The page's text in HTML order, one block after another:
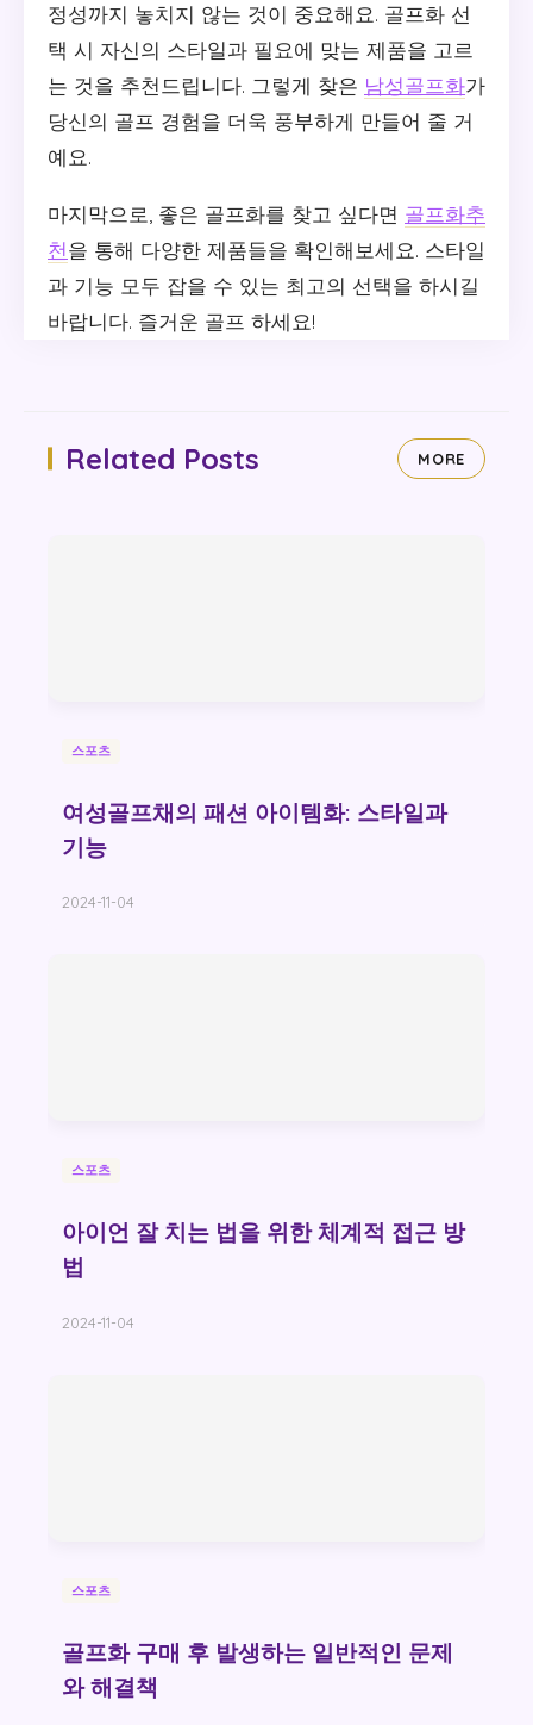
정성까지 놓치지 않는 것이 중요해요. 골프화 선
택 시 자신의 스타일과 필요에 맞는 제품을 고르
는 것을 추천드립니다. 그렇게 찾은 남성골프화가
당신의 골프 경험을 더욱 풍부하게 만들어 줄 거
예요.
마지막으로, 좋은 골프화를 찾고 싶다면 골프화추
천을 통해 다양한 제품들을 확인해보세요. 스타일
과 기능 모두 잡을 수 있는 최고의 선택을 하시길
바랍니다. 즐거운 골프 하세요!
Related Posts MORE
스포츠
여성골프채의 패션 아이템화: 스타일과
기능
2024-11-04
스포츠
아이언 잘 치는 법을 위한 체계적 접근 방
법
2024-11-04
스포츠
골프화 구매 후 발생하는 일반적인 문제
와 해결책